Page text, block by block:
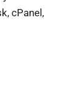
cPanel,